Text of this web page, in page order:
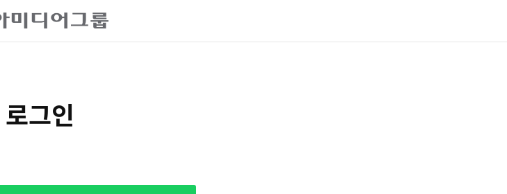
로그인